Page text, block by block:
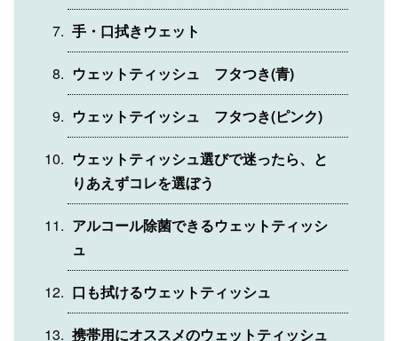
手・口拭きウェット
ウェットティッシュ フタつき(青)
ウェットテイッシュ フタつき(ピンク)
ウェットティッシュ選びで迷ったら、と
りあえずコレを選ぼう
アルコール除菌できるウェットティッシ
ュ
口も拭けるウェットティッシュ
携帯用にオススメのウェットティッシュ